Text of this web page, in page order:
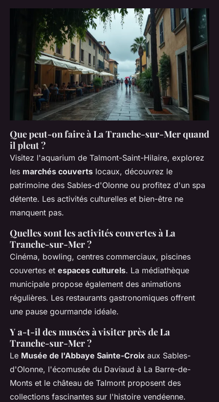
Que peut-on faire à La Tranche-sur-Mer quand
il pleut ?
Visitez l'aquarium de Talmont-Saint-Hilaire, explorez
les marchés couverts locaux, découvrez le
patrimoine des Sables-d'Olonne ou profitez d'un spa
détente. Les activités culturelles et bien-être ne
manquent pas.
Quelles sont les activités couvertes à La
Tranche-sur-Mer ?
Cinéma, bowling, centres commerciaux, piscines
couvertes et espaces culturels. La médiathèque
municipale propose également des animations
régulières. Les restaurants gastronomiques offrent
une pause gourmande idéale.
Y a-t-il des musées à visiter près de La
Tranche-sur-Mer ?
Le Musée de l'Abbaye Sainte-Croix aux Sables-
d'Olonne, l'écomusée du Daviaud à La Barre-de-
Monts et le château de Talmont proposent des
collections fascinantes sur l'histoire vendéenne.